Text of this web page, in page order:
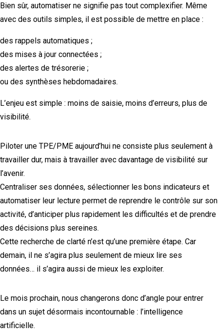
Bien sûr, automatiser ne signifie pas tout complexifier. Même
avec des outils simples, il est possible de mettre en place :
des rappels automatiques ;
des mises à jour connectées ;
des alertes de trésorerie ;
ou des synthèses hebdomadaires.
L’enjeu est simple : moins de saisie, moins d’erreurs, plus de
visibilité.
Piloter une TPE/PME aujourd’hui ne consiste plus seulement à
travailler dur, mais à travailler avec davantage de visibilité sur
l’avenir.
Centraliser ses données, sélectionner les bons indicateurs et
automatiser leur lecture permet de reprendre le contrôle sur son
activité, d’anticiper plus rapidement les difficultés et de prendre
des décisions plus sereines.
Cette recherche de clarté n’est qu’une première étape. Car
demain, il ne s’agira plus seulement de mieux lire ses
données… il s’agira aussi de mieux les exploiter.
Le mois prochain, nous changerons donc d’angle pour entrer
dans un sujet désormais incontournable : l’intelligence
artificielle.